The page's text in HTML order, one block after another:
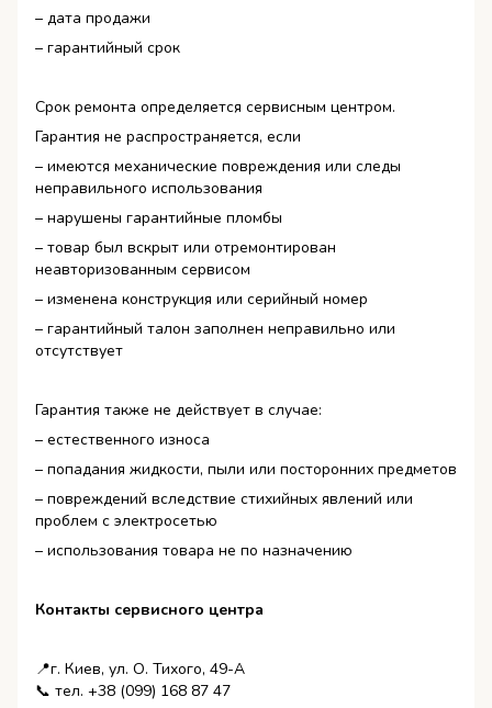
– дата продажи
– гарантийный срок
Срок ремонта определяется сервисным центром.
Гарантия не распространяется, если
– имеются механические повреждения или следы
неправильного использования
– нарушены гарантийные пломбы
– товар был вскрыт или отремонтирован
неавторизованным сервисом
– изменена конструкция или серийный номер
– гарантийный талон заполнен неправильно или
отсутствует
Гарантия также не действует в случае:
– естественного износа
– попадания жидкости, пыли или посторонних предметов
– повреждений вследствие стихийных явлений или
проблем с электросетью
– использования товара не по назначению
Контакты сервисного центра
📍г. Киев, ул. О. Тихого, 49-А
📞 тел. +38 (099) 168 87 47